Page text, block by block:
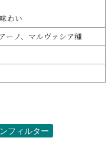
わい
ーノ、マルヴァシア種
フィルター